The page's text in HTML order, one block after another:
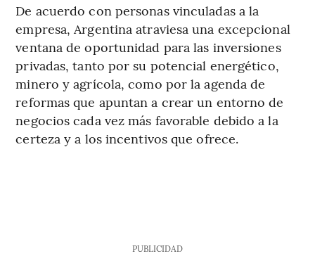
De acuerdo con personas vinculadas a la
empresa, Argentina atraviesa una excepcional
ventana de oportunidad para las inversiones
privadas, tanto por su potencial energético,
minero y agrícola, como por la agenda de
reformas que apuntan a crear un entorno de
negocios cada vez más favorable debido a la
certeza y a los incentivos que ofrece.
PUBLICIDAD